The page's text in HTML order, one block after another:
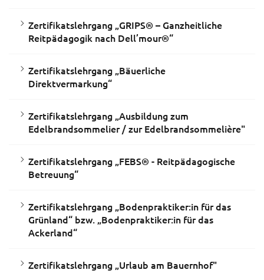
Zertifikatslehrgang „GRIPS® – Ganzheitliche
Reitpädagogik nach Dell’mour®“
Zertifikatslehrgang „Bäuerliche
Direktvermarkung“
Zertifikatslehrgang „Ausbildung zum
Edelbrandsommelier / zur Edelbrandsommelière"
Zertifikatslehrgang „FEBS® - Reitpädagogische
Betreuung“
Zertifikatslehrgang „Bodenpraktiker:in für das
Grünland“ bzw. „Bodenpraktiker:in für das
Ackerland“
Zertifikatslehrgang „Urlaub am Bauernhof"